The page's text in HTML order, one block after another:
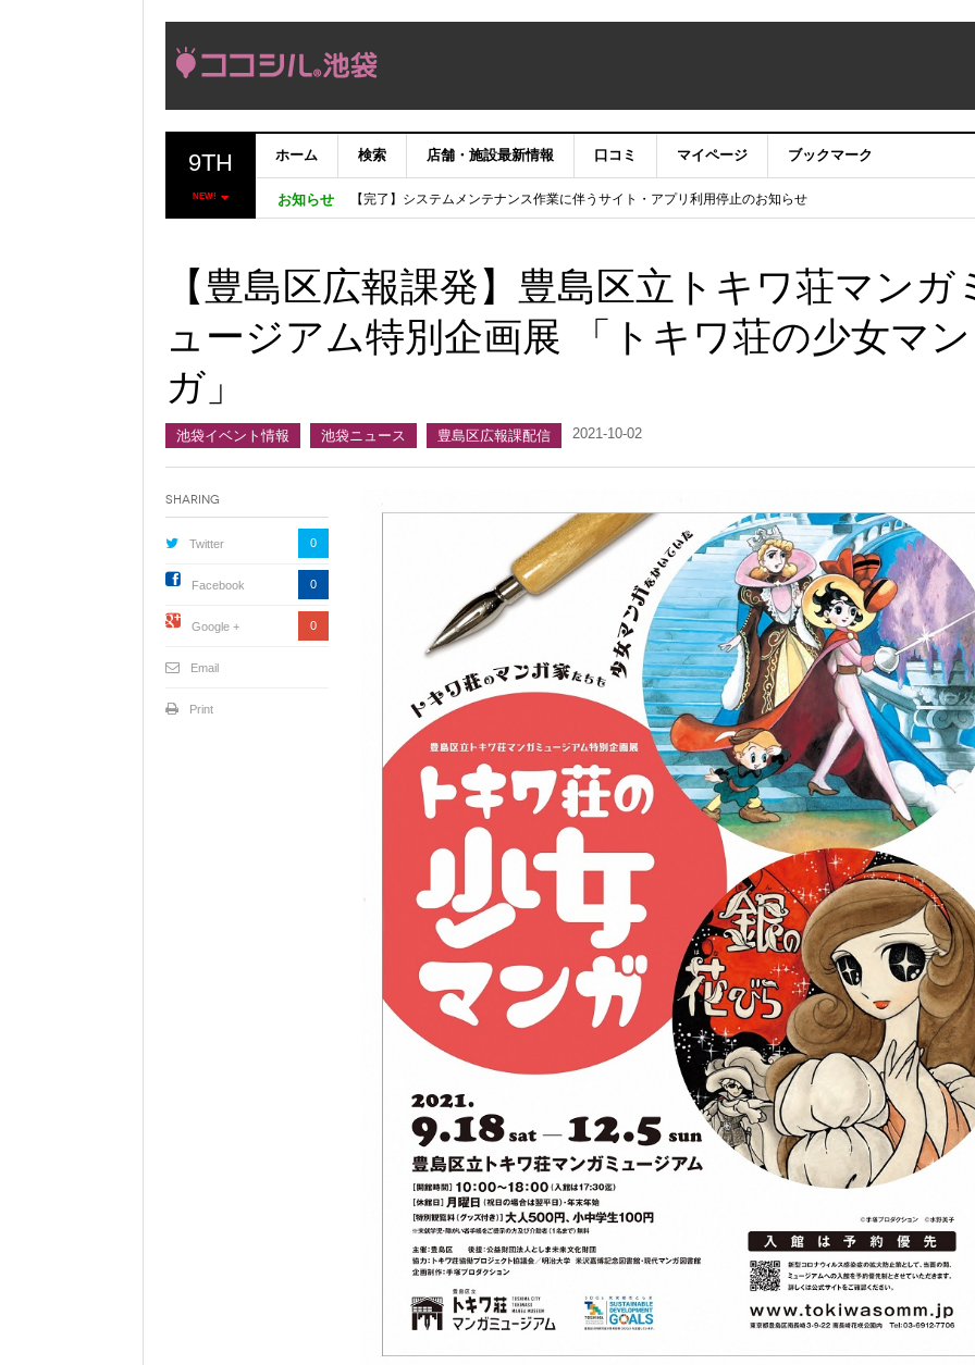
9TH
NEW!
ホーム 検索 店舗・施設最新情報 口コミ マイページ ブックマーク
お知らせ
【完了】システムメンテナンス作業に伴うサイト・アプリ利用停止のお知らせ
【重要：9月5日（火）22時】ココシル：アカウントサービス移行のお知らせ
「いま、困っている店舗の皆様を応援させていただきたい！」
【豊島区広報課発】豊島区立トキワ荘マンガ
ュージアム特別企画展 「トキワ荘の少女マン
ガ」
池袋イベント情報 池袋ニュース 豊島区広報課配信 2021-10-02
Sharing
Twitter 0
Facebook 0
Google + 0
Email
Print